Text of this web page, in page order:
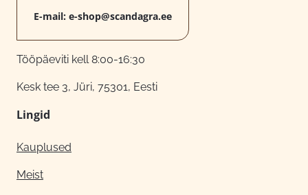
E-mail: e-shop@scandagra.ee
Tööpäeviti kell 8:00-16:30
Kesk tee 3, Jüri, 75301, Eesti
Lingid
Kauplused
Meist